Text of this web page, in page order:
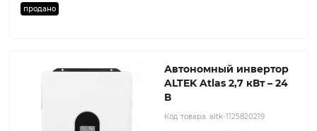
продано
Автономный инвертор
ALTEK Atlas 2,7 кВт – 24
В
Код товара: altk-1125820219